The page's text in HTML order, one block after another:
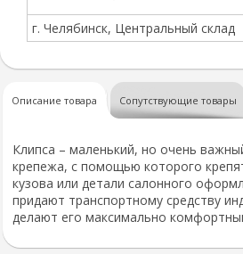
г. Челябинск, Центральный склад
Описание товара Сопутствующие товары
Клипса – маленький, но очень
крепежа, с помощью которого
кузова или детали салонного
придают транспортному средству
делают его максимально